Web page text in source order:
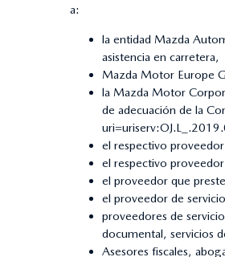
a:
la entidad Mazda
asistencia en carretera,
Mazda Motor Europe
la Mazda Motor
de adecuación de la
el respectivo
el respectivo
el proveedor que
el proveedor de
proveedores de
documental, servicios
Asesores fiscales,